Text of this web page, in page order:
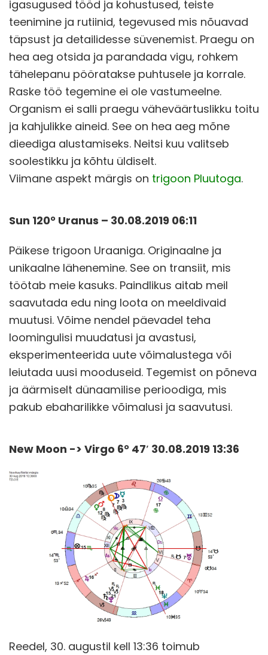
igasugused tööd ja kohustused, teiste
teenimine ja rutiinid, tegevused mis nõuavad
täpsust ja detailidesse süvenemist. Praegu on
hea aeg otsida ja parandada vigu, rohkem
tähelepanu pööratakse puhtusele ja korrale.
Raske töö tegemine ei ole vastumeelne.
Organism ei salli praegu väheväärtuslikku toitu
ja kahjulikke aineid. See on hea aeg mõne
dieediga alustamiseks. Neitsi kuu valitseb
soolestikku ja kõhtu üldiselt.
Viimane aspekt märgis on trigoon Pluutoga.
Sun 120° Uranus – 30.08.2019 06:11
Päikese trigoon Uraaniga. Originaalne ja
unikaalne lähenemine. See on transiit, mis
töötab meie kasuks. Paindlikus aitab meil
saavutada edu ning loota on meeldivaid
muutusi. Võime nendel päevadel teha
loomingulisi muudatusi ja avastusi,
eksperimenteerida uute võimalustega või
leiutada uusi mooduseid. Tegemist on põneva
ja äärmiselt dünaamilise perioodiga, mis
pakub ebaharilikke võimalusi ja saavutusi.
New Moon -> Virgo 6° 47′ 30.08.2019 13:36
Reedel, 30. augustil kell 13:36 toimub